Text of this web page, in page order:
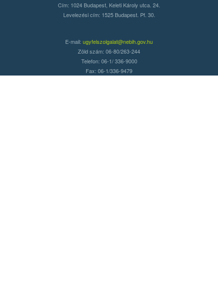
Cím: 1024 Budapest, Keleti Károly utca. 24.
Levelezési cím: 1525 Budapest. Pf. 30.
E-mail: ugyfelszolgalat@nebih.gov.hu
Zöld szám: 06-80/263-244
Telefon: 06-1/ 336-9000
Fax: 06-1/336-9479